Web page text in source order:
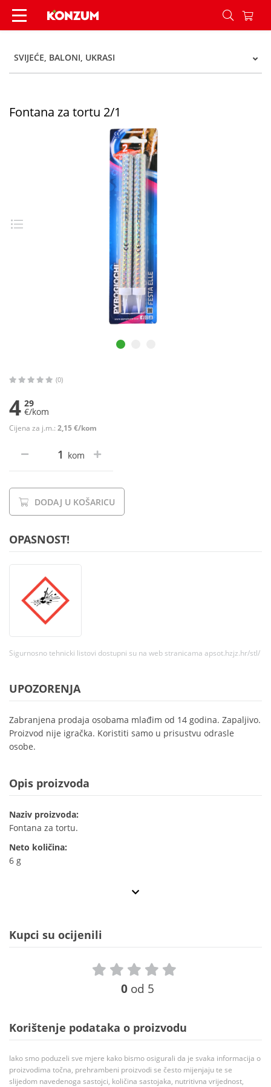
Fontana za tortu 2/1 - Konzum
SVIJEĆE, BALONI, UKRASI
Fontana za tortu 2/1
(0)
4 29
€/kom
Cijena za j.m.: 2,15 €/kom
kom
DODAJ U KOŠARICU
OPASNOST!
Sigurnosno tehnicki listovi dostupni su na web stranicama apsot.hzjz.hr/stl/
UPOZORENJA
Zabranjena prodaja osobama mlađim od 14 godina. Zapaljivo.
Proizvod nije igračka. Koristiti samo u prisustvu odrasle
osobe.
Opis proizvoda
Naziv proizvoda:
Fontana za tortu.
Neto količina:
6 g
Kupci su ocijenili
0 od 5
Korištenje podataka o proizvodu
Iako smo poduzeli sve mjere kako bismo osigurali da je svaka informacija o
proizvodima točna, prehrambeni proizvodi se često mijenjaju te se
slijedom navedenoga sastojci, količina sastojaka, nutritivna vrijednost,